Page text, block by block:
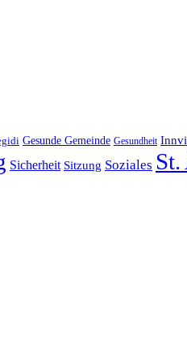
Gesunde Gemeinde Gesundheit
Sicherheit Sitzung Soziales